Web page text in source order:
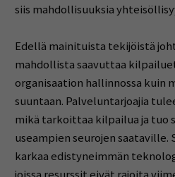
siis mahdollisuuksia
Edellä mainituista tekijöistä
mahdollista saavuttaa
organisaation hallinnossa kuin
suuntaan. Palveluntarjoajia
mikä tarkoittaa kilpailua ja tuo
useampien seurojen
karkaa edistyneimmän